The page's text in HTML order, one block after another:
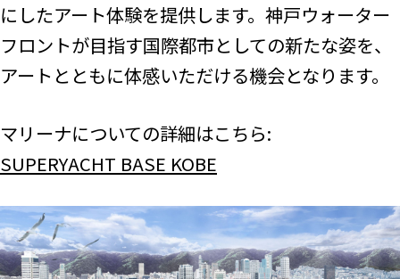
にしたアート体験を提供します。神戸ウォーター
フロントが目指す国際都市としての新たな姿を、
アートとともに体感いただける機会となります。
マリーナについての詳細はこちら:
SUPERYACHT BASE KOBE